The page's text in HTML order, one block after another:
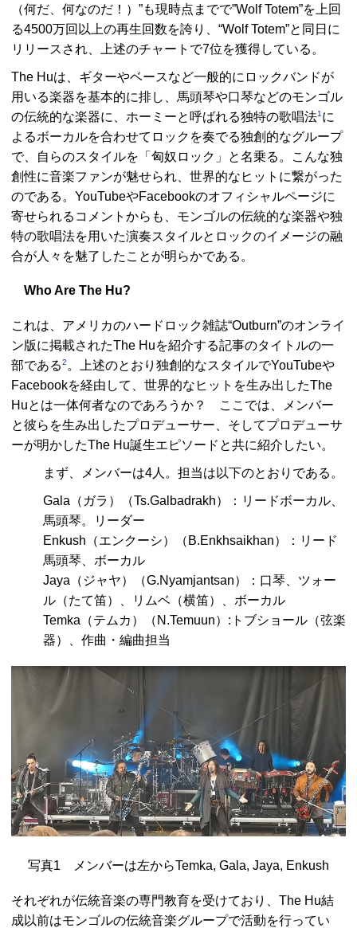
（何だ、何なのだ！）”も現時点までで”Wolf Totem”を上回
る4500万回以上の再生回数を誇り、“Wolf Totem”と同日に
リリースされ、上述のチャートで7位を獲得している。
The Huは、ギターやベースなど一般的にロックバンドが
用いる楽器を基本的に排し、馬頭琴や口琴などのモンゴル
の伝統的な楽器に、ホーミーと呼ばれる独特の歌唱法1 に
よるボーカルを合わせてロックを奏でる独創的なグループ
で、自らのスタイルを「匈奴ロック」と名乗る。こんな独
創性に音楽ファンが魅せられ、世界的なヒットに繋がった
のである。YouTubeやFacebookのオフィシャルページに
寄せられるコメントからも、モンゴルの伝統的な楽器や独
特の歌唱法を用いた演奏スタイルとロックのイメージの融
合が人々を魅了したことが明らかである。
Who Are The Hu?
これは、アメリカのハードロック雑誌“Outburn”のオンライ
ン版に掲載されたThe Huを紹介する記事のタイトルの一
部である2 。上述のとおり独創的なスタイルでYouTubeや
Facebookを経由して、世界的なヒットを生み出したThe
Huとは一体何者なのであろうか？ ここでは、メンバー
と彼らを生み出したプロデューサー、そしてプロデューサ
ーが明かしたThe Hu誕生エピソードと共に紹介したい。
まず、メンバーは4人。担当は以下のとおりである。
Gala（ガラ）（Ts.Galbadrakh）：リードボーカル、
馬頭琴。リーダー
Enkush（エンクーシ）（B.Enkhsaikhan）：リード
馬頭琴、ボーカル
Jaya（ジャヤ）（G.Nyamjantsan）：口琴、ツォー
ル（たて笛）、リムベ（横笛）、ボーカル
Temka（テムカ）（N.Temuun）:トブショール（弦楽
器）、作曲・編曲担当
写真1 メンバーは左からTemka, Gala, Jaya, Enkush
それぞれが伝統音楽の専門教育を受けており、The Hu結
成以前はモンゴルの伝統音楽グループで活動を行ってい